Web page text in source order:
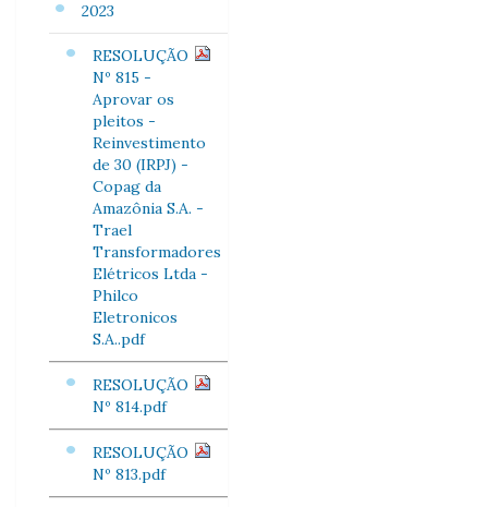
2023
RESOLUÇÃO
Nº 815 -
Aprovar os
pleitos -
Reinvestimento
de 30 (IRPJ) -
Copag da
Amazônia S.A. -
Trael
Transformadores
Elétricos Ltda -
Philco
Eletronicos
S.A..pdf
RESOLUÇÃO
Nº 814.pdf
RESOLUÇÃO
Nº 813.pdf